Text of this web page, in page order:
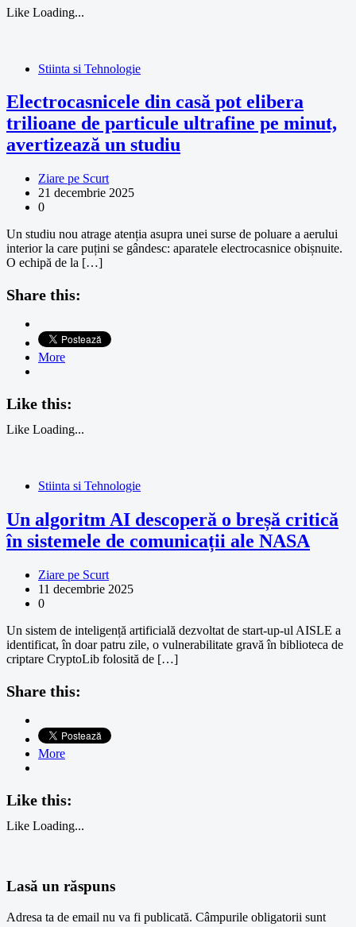
Like Loading...
Stiinta si Tehnologie
Electrocasnicele din casă pot elibera
trilioane de particule ultrafine pe minut,
avertizează un studiu
Ziare pe Scurt
21 decembrie 2025
0
Un studiu nou atrage atenția asupra unei surse de poluare a aerului
interior la care puțini se gândesc: aparatele electrocasnice obișnuite.
O echipă de la […]
Share this:
More
Like this:
Like Loading...
Stiinta si Tehnologie
Un algoritm AI descoperă o breșă critică
în sistemele de comunicații ale NASA
Ziare pe Scurt
11 decembrie 2025
0
Un sistem de inteligență artificială dezvoltat de start-up-ul AISLE a
identificat, în doar patru zile, o vulnerabilitate gravă în biblioteca de
criptare CryptoLib folosită de […]
Share this:
More
Like this:
Like Loading...
Lasă un răspuns
Adresa ta de email nu va fi publicată. Câmpurile obligatorii sunt